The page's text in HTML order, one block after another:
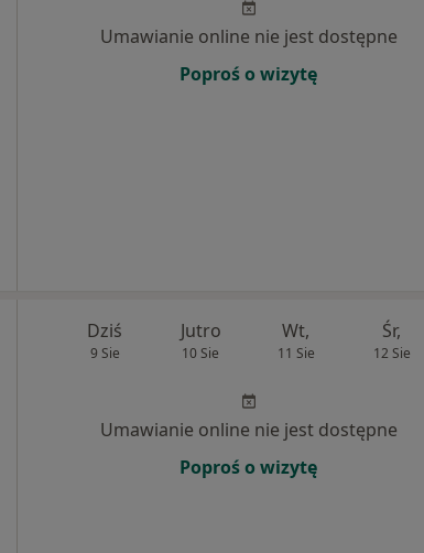
Umawianie online nie jest dostępne
Poproś o wizytę
Dziś
9 Sie
Jutro
10 Sie
Wt,
11 Sie
Śr,
12 Sie
Umawianie online nie jest dostępne
Poproś o wizytę